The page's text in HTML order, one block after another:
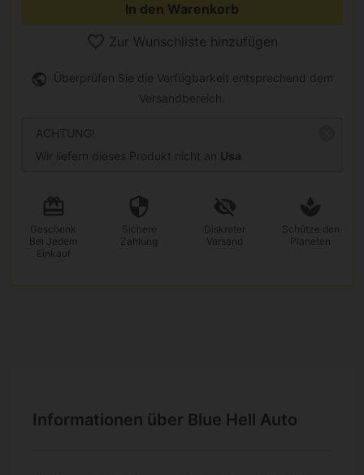
In den Warenkorb
Zur Wunschliste hinzufügen
Überprüfen Sie die Verfügbarkeit entsprechend dem
Versandbereich.
ACHTUNG!
Wir liefern dieses Produkt nicht an Usa
Geschenk
Bei Jedem
Einkauf
Sichere
Zahlung
Diskreter
Versand
Schütze den
Planeten
Informationen über Blue Hell Auto